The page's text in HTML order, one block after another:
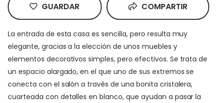
GUARDAR COMPARTIR
La entrada de esta casa es sencilla, pero resulta muy
elegante, gracias a la elección de unos muebles y
elementos decorativos simples, pero efectivos. Se trata de
un espacio alargado, en el que uno de sus extremos se
conecta con el salón a través de una bonita cristalera,
cuarteada con detalles en blanco, que ayudan a pasar la